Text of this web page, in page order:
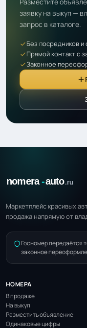
заявку на выкуп —
запрос в каталоге.
Без посредников и
Прямой контакт с
Законное
Маркетплейс красивых
продажа напрямую от
Госномер передаётся
законное
НОМЕРА
В продаже
На выкуп
Разместить объявление
Одинаковые цифры